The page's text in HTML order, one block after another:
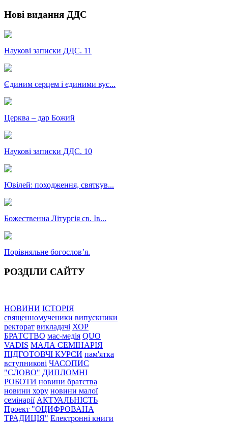
Нові видання ДДС
Наукові записки ДДС. 11
Єдиним серцем і єдиними вус...
Церква – дар Божий
Наукові записки ДДС. 10
Ювілей: походження, святкув...
Божественна Літургія св. Ів...
Порівняльне богословʼя.
РОЗДІЛИ САЙТУ
НОВИНИ ІСТОРІЯ
священномученики випускники
ректорат викладачі ХОР
БРАТСТВО мас-медія QUO
VADIS МАЛА СЕМІНАРІЯ
ПІДГОТОВЧІ КУРСИ пам'ятка
вступникові ЧАСОПИС
"СЛОВО" ДИПЛОМНІ
РОБОТИ новини братства
новини хору новини малої
семінарії АКТУАЛЬНІСТЬ
Проект "ОЦИФРОВАНА
ТРАДИЦІЯ" Електронні книги